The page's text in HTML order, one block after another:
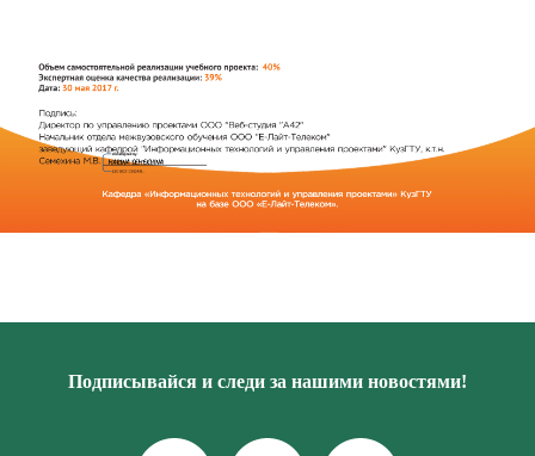
Подписывайся и следи за нашими новостями!